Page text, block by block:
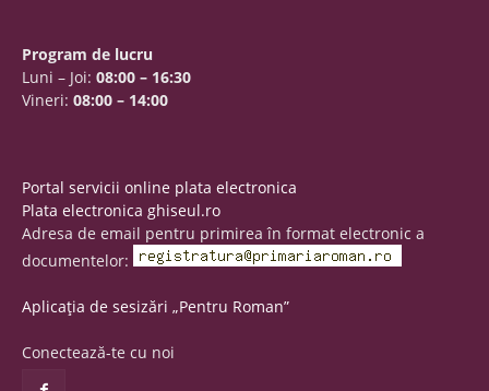
Program de lucru
Luni – Joi: 08:00 – 16:30
Vineri: 08:00 – 14:00
Portal servicii online plata electronica
Plata electronica ghiseul.ro
Adresa de email pentru primirea în format electronic a
documentelor:
Aplicația de sesizări „Pentru Roman”
Conectează-te cu noi